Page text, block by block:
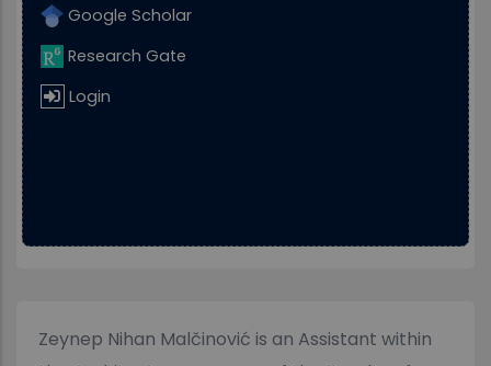
Google Scholar
Research Gate
Login
Zeynep Nihan Malčinović is an Assistant within